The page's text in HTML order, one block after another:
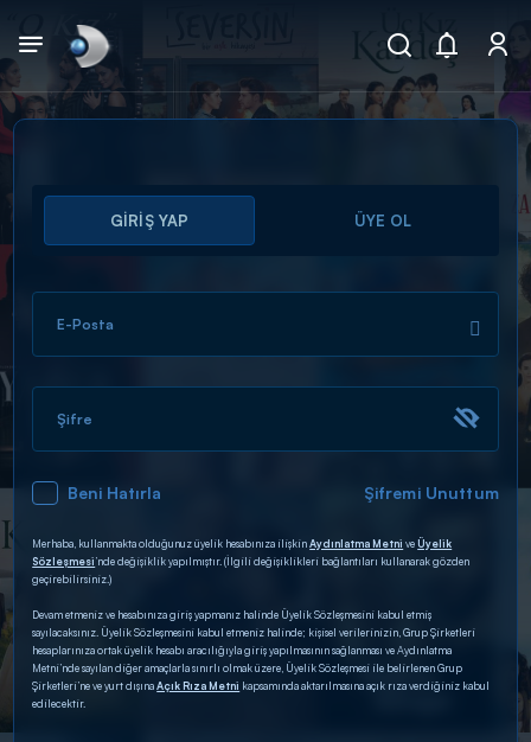
Arama
ARAMA SONUÇLARI
DİĞER SONUÇLAR
GİRİŞ YAP ÜYE OL
E-Posta
Şifre
Beni Hatırla Şifremi Unuttum
Merhaba, kullanmakta olduğunuz üyelik hesabınıza ilişkinAydınlatma Metni veÜyelik
Sözleşmesi’nde değişiklik yapılmıştır. (İlgili değişiklikleri bağlantıları kullanarak gözden
geçirebilirsiniz.)
Devam etmeniz ve hesabınıza giriş yapmanız halinde Üyelik Sözleşmesini kabul etmiş
sayılacaksınız. Üyelik Sözleşmesini kabul etmeniz halinde; kişisel verilerinizin, Grup Şirketleri
hesaplarınıza ortak üyelik hesabı aracılığıyla giriş yapılmasının sağlanması ve Aydınlatma
Metni’nde sayılan diğer amaçlarla sınırlı olmak üzere, Üyelik Sözleşmesi ile belirlenen Grup
Şirketleri’ne ve yurt dışınaAçık Rıza Metni kapsamında aktarılmasına açık rıza verdiğiniz kabul
edilecektir.